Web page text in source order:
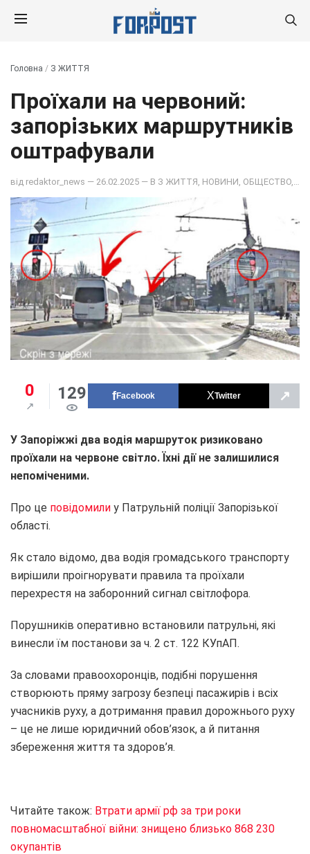
Головна / З ЖИТТЯ
Проїхали на червоний:
запорізьких маршрутників
оштрафували
від redaktor_news — 26.02.2025 — В З ЖИТТЯ НОВИНИ ОБЩЕСТВО
0 129 Facebook Twitter ↗
У Запоріжжі два водія маршруток ризиковано
проїхали на червоне світло. Їхні дії не залишилися
непоміченими.
Про це повідомили у Патрульній поліції Запорізької
області.
Як стало відомо, два водія громадського транспорту
вирішили проігнорувати правила та проїхали
перехрестя на заборонний сигнал світлофора.
Порушників оперативно встановили патрульні, які
винесли їм постанови за ч. 2 ст. 122 КУпАП.
За словами правоохоронців, подібні порушення
створюють пряму загрозу безпеці пасажирів і всіх
учасників руху, а дотримання правил дорожнього руху
– це не лише юридичний обов’язок, а й питання
збереження життя та здоров’я.
Читайте також: Втрати армії рф за три роки
повномасштабної війни: знищено близько 868 230
окупантів